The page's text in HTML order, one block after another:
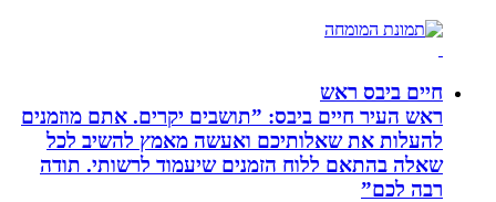
חיים ביבס ראש
ראש העיר חיים ביבס: ”תושבים יקרים. אתם מוזמנים
להעלות את שאלותיכם ואעשה מאמץ להשיב לכל
שאלה בהתאם ללוח הזמנים שיעמוד לרשותי. תודה
רבה לכם”